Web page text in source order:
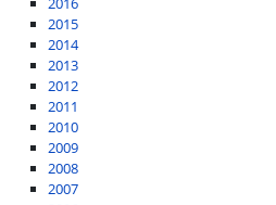
2015
2014
2013
2012
2011
2010
2009
2008
2007